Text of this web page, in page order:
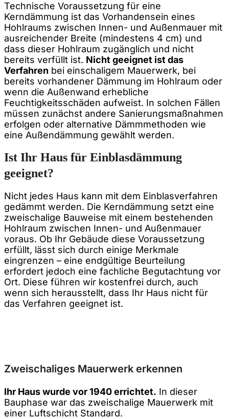
Technische Voraussetzung für eine
Kerndämmung ist das Vorhandensein eines
Hohlraums zwischen Innen- und Außenmauer mit
ausreichender Breite (mindestens 4 cm) und
dass dieser Hohlraum zugänglich und nicht
bereits verfüllt ist. Nicht geeignet ist das
Verfahren bei einschaligem Mauerwerk, bei
bereits vorhandener Dämmung im Hohlraum oder
wenn die Außenwand erhebliche
Feuchtigkeitsschäden aufweist. In solchen Fällen
müssen zunächst andere Sanierungsmaßnahmen
erfolgen oder alternative Dämmmethoden wie
eine Außendämmung gewählt werden.
Ist Ihr Haus für Einblasdämmung
geeignet?
Nicht jedes Haus kann mit dem Einblasverfahren
gedämmt werden. Die Kerndämmung setzt eine
zweischalige Bauweise mit einem bestehenden
Hohlraum zwischen Innen- und Außenmauer
voraus. Ob Ihr Gebäude diese Voraussetzung
erfüllt, lässt sich durch einige Merkmale
eingrenzen – eine endgültige Beurteilung
erfordert jedoch eine fachliche Begutachtung vor
Ort. Diese führen wir kostenfrei durch, auch
wenn sich herausstellt, dass Ihr Haus nicht für
das Verfahren geeignet ist.
Zweischaliges Mauerwerk erkennen
Ihr Haus wurde vor 1940 errichtet. In dieser
Bauphase war das zweischalige Mauerwerk mit
einer Luftschicht Standard.